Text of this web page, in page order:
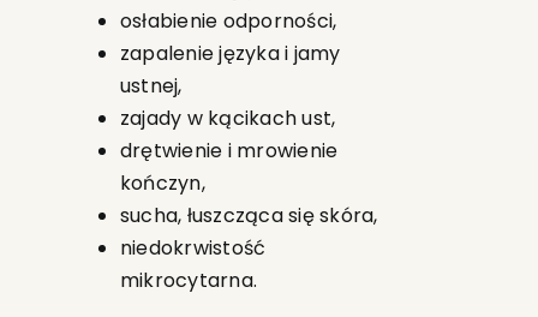
osłabienie odporności,
zapalenie języka i jamy
ustnej,
zajady w kącikach ust,
drętwienie i mrowienie
kończyn,
sucha, łuszcząca się skóra,
niedokrwistość
mikrocytarna.